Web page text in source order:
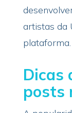
artistas da
plataforma.
Dicas
posts